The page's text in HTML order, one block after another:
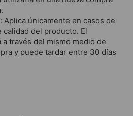
Aplica únicamente en casos de
del producto. El
través del mismo medio de
y puede tardar entre 30 días